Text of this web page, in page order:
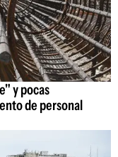
y pocas
de personal